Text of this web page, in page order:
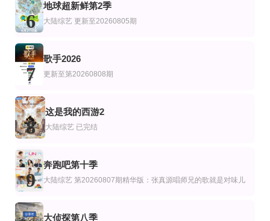
6
地球超新鲜第2季
大陆综艺 更新至20260805期
7
歌手2026
更新至第20260808期
8
这是我的西游2
大陆综艺 已完结
9
奔跑吧第十季
大陆综艺 第20260807期精华版：张真源唱师兄的歌就是对味儿
大侦探第八季